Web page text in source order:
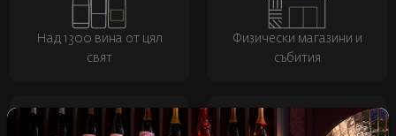
Над 1300 вина от цял
свят
Физически магазини и
събития